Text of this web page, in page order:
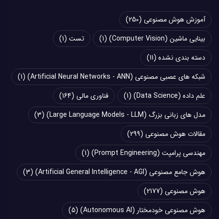
آموزش هوش مصنوعی (250)
بینایی ماشین (Computer Vision)
(1) تست (1)
دسته بندی نشده (11)
شبکه های عصبی مصنوعی (Artificial Neural Networks - ANN)
(1)
علم داده (Data Science)
(1) فناوری مالی (164)
مدل های زبانی بزرگ (Large Language Models - LLM)
(3)
مقالات هوش مصنوعی (299)
مهندسی پرامپت (Prompt Engineering)
(1)
هوش جامع مصنوعی (Artificial General Intelligence - AGI)
(3)
هوش مصنوعی (2177)
هوش مصنوعی خودمختار (Autonomous AI)
(5)